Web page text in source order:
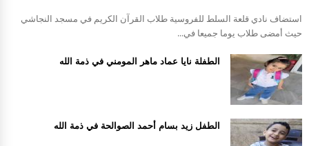
استضاف نادي قلعة السلط للفروسية طلاب القرآن الكريم في مسجد النجاشي
حيث أمضى طلاب يوما جميعا في...
الطفلة نايا عماد ماهر المومني في ذمة الله
الطفل زيد بسام أحمد الصوالحة في ذمة الله